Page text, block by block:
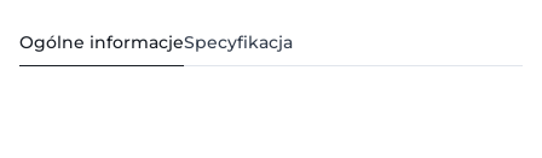
Ogólne informacjeSpecyfikacja